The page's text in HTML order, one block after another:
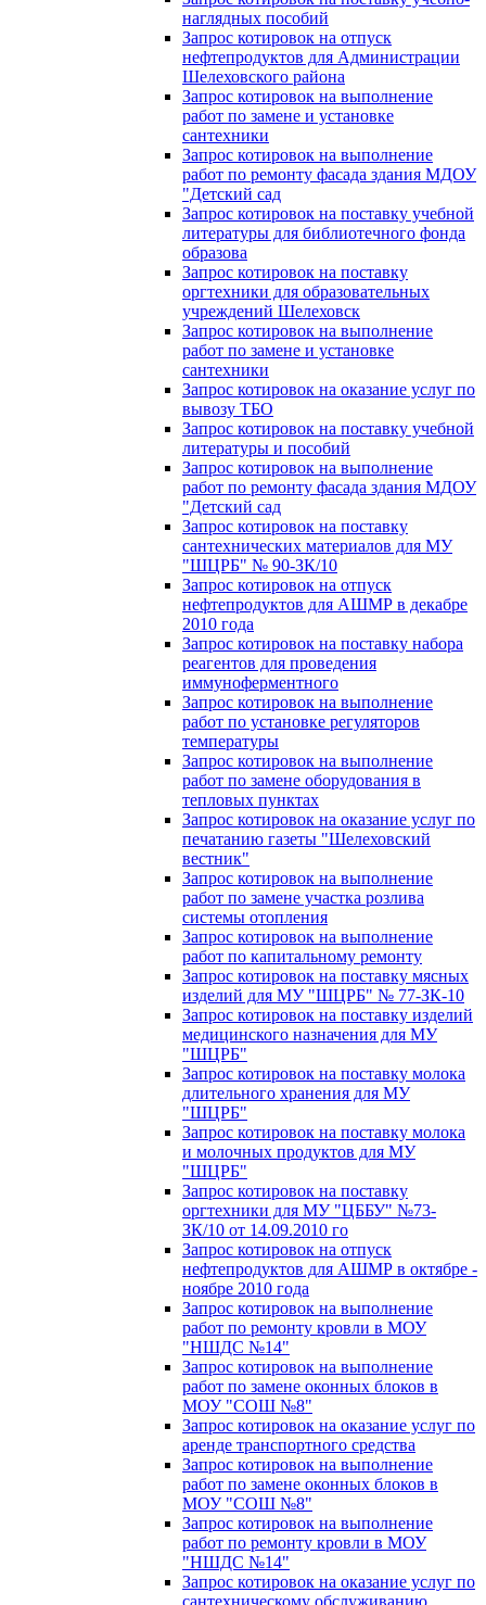
наглядных пособий
Запрос котировок на отпуск
нефтепродуктов для Администрации
Шелеховского района
Запрос котировок на выполнение
работ по замене и установке
сантехники
Запрос котировок на выполнение
работ по ремонту фасада здания МДОУ
"Детский сад
Запрос котировок на поставку учебной
литературы для библиотечного фонда
образова
Запрос котировок на поставку
оргтехники для образовательных
учреждений Шелеховск
Запрос котировок на выполнение
работ по замене и установке
сантехники
Запрос котировок на оказание услуг по
вывозу ТБО
Запрос котировок на поставку учебной
литературы и пособий
Запрос котировок на выполнение
работ по ремонту фасада здания МДОУ
"Детский сад
Запрос котировок на поставку
сантехнических материалов для МУ
"ШЦРБ" № 90-ЗК/10
Запрос котировок на отпуск
нефтепродуктов для АШМР в декабре
2010 года
Запрос котировок на поставку набора
реагентов для проведения
иммуноферментного
Запрос котировок на выполнение
работ по установке регуляторов
температуры
Запрос котировок на выполнение
работ по замене оборудования в
тепловых пунктах
Запрос котировок на оказание услуг по
печатанию газеты "Шелеховский
вестник"
Запрос котировок на выполнение
работ по замене участка розлива
системы отопления
Запрос котировок на выполнение
работ по капитальному ремонту
Запрос котировок на поставку мясных
изделий для МУ "ШЦРБ" № 77-ЗК-10
Запрос котировок на поставку изделий
медицинского назначения для МУ
"ШЦРБ"
Запрос котировок на поставку молока
длительного хранения для МУ
"ШЦРБ"
Запрос котировок на поставку молока
и молочных продуктов для МУ
"ШЦРБ"
Запрос котировок на поставку
оргтехники для МУ "ЦББУ" №73-
ЗК/10 от 14.09.2010 го
Запрос котировок на отпуск
нефтепродуктов для АШМР в октябре -
ноябре 2010 года
Запрос котировок на выполнение
работ по ремонту кровли в МОУ
"НШДС №14"
Запрос котировок на выполнение
работ по замене оконных блоков в
МОУ "СОШ №8"
Запрос котировок на оказание услуг по
аренде транспортного средства
Запрос котировок на выполнение
работ по замене оконных блоков в
МОУ "СОШ №8"
Запрос котировок на выполнение
работ по ремонту кровли в МОУ
"НШДС №14"
Запрос котировок на оказание услуг по
сантехническому обслуживанию